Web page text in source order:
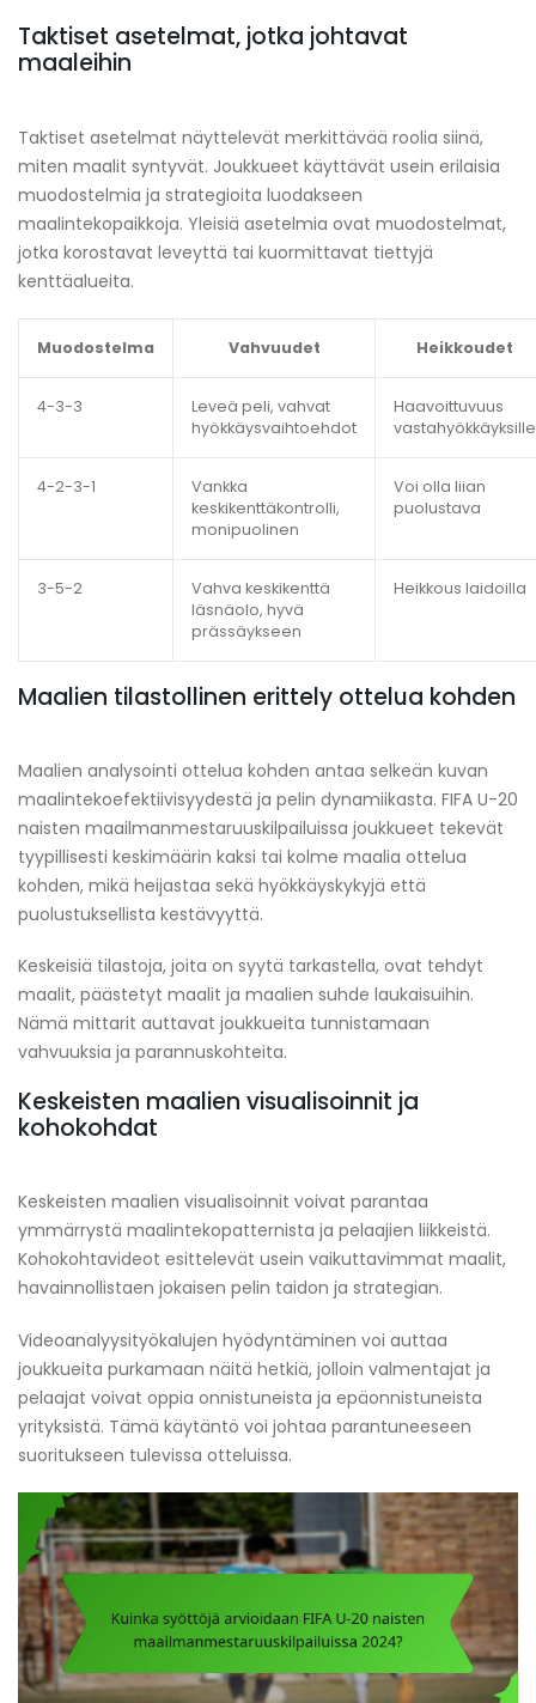
Taktiset asetelmat, jotka johtavat
maaleihin
Taktiset asetelmat näyttelevät merkittävää roolia siinä,
miten maalit syntyvät. Joukkueet käyttävät usein erilaisia
muodostelmia ja strategioita luodakseen
maalintekopaikkoja. Yleisiä asetelmia ovat muodostelmat,
jotka korostavat leveyttä tai kuormittavat tiettyjä
kenttäalueita.
Muodostelma Vahvuudet Heikkoudet
4-3-3
Leveä peli, vahvat
hyökkäysvaihtoehdot
Haavoittuvuus
vastahyökkäyksille
4-2-3-1
Vankka
keskikenttäkontrolli,
monipuolinen
Voi olla liian
puolustava
3-5-2
Vahva keskikenttä
läsnäolo, hyvä
prässäykseen
Heikkous laidoilla
Maalien tilastollinen erittely ottelua kohden
Maalien analysointi ottelua kohden antaa selkeän kuvan
maalintekoefektiivisyydestä ja pelin dynamiikasta. FIFA U-20
naisten maailmanmestaruuskilpailuissa joukkueet tekevät
tyypillisesti keskimäärin kaksi tai kolme maalia ottelua
kohden, mikä heijastaa sekä hyökkäyskykyjä että
puolustuksellista kestävyyttä.
Keskeisiä tilastoja, joita on syytä tarkastella, ovat tehdyt
maalit, päästetyt maalit ja maalien suhde laukaisuihin.
Nämä mittarit auttavat joukkueita tunnistamaan
vahvuuksia ja parannuskohteita.
Keskeisten maalien visualisoinnit ja
kohokohdat
Keskeisten maalien visualisoinnit voivat parantaa
ymmärrystä maalintekopatternista ja pelaajien liikkeistä.
Kohokohtavideot esittelevät usein vaikuttavimmat maalit,
havainnollistaen jokaisen pelin taidon ja strategian.
Videoanalyysityökalujen hyödyntäminen voi auttaa
joukkueita purkamaan näitä hetkiä, jolloin valmentajat ja
pelaajat voivat oppia onnistuneista ja epäonnistuneista
yrityksistä. Tämä käytäntö voi johtaa parantuneeseen
suoritukseen tulevissa otteluissa.